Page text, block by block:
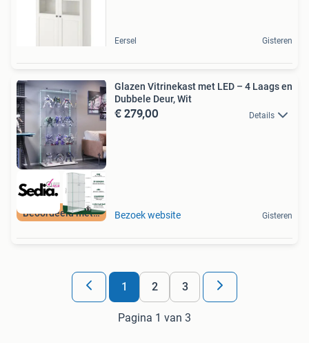
Eersel Gisteren
Beoordeeld met 9+
Glazen Vitrinekast met LED – 4 Laags en
Dubbele Deur, Wit
€ 279,00 Details
Bezoek website Gisteren
1 2 3
Pagina 1 van 3